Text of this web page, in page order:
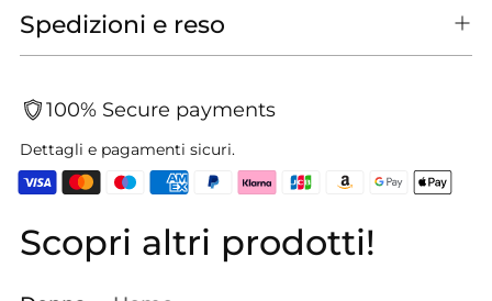
Spedizioni e reso
100% Secure payments
Dettagli e pagamenti sicuri.
Aggiungere
un
Scopri altri prodotti!